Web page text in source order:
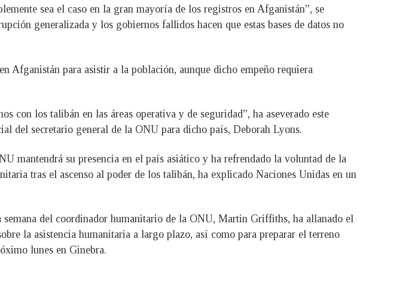
sea el caso en la gran mayoría de los registros en Afganistán”, se
generalizada y los gobiernos fallidos hacen que estas bases de datos no
Afganistán para asistir a la población, aunque dicho empeño requiera
con los talibán en las áreas operativa y de seguridad”, ha aseverado este
del secretario general de la ONU para dicho país, Deborah Lyons.
mantendrá su presencia en el país asiático y ha refrendado la voluntad de la
tras el ascenso al poder de los talibán, ha explicado Naciones Unidas en un
del coordinador humanitario de la ONU, Martin Griffiths, ha allanado el
la asistencia humanitaria a largo plazo, así como para preparar el terreno
lunes en Ginebra.